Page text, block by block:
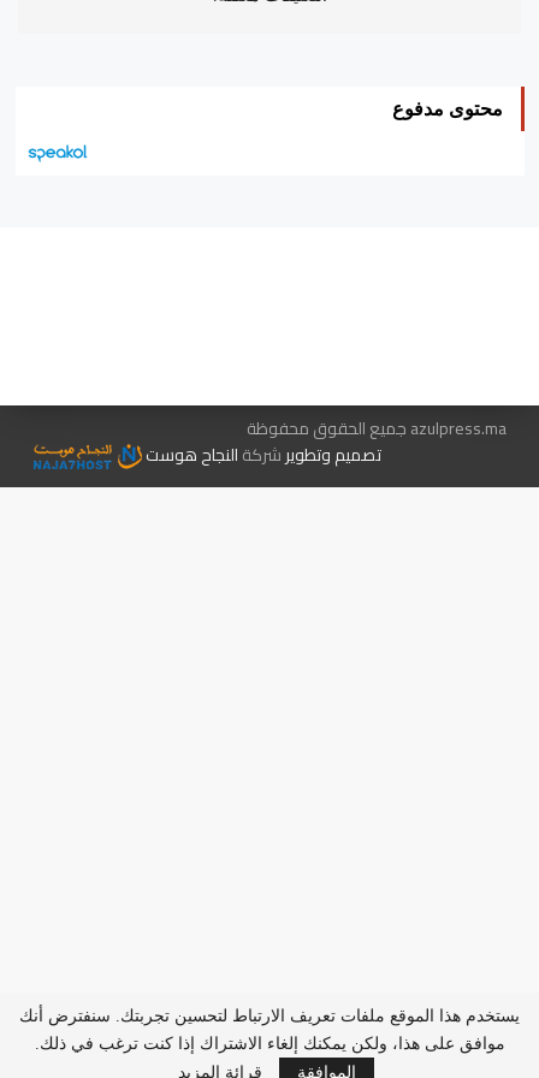
محتوى مدفوع
azulpress.ma جميع الحقوق محفوظة
تصميم وتطويرشركةالنجاح هوست
يستخدم هذا الموقع ملفات تعريف الارتباط لتحسين تجربتك. سنفترض أنك
موافق على هذا، ولكن يمكنك إلغاء الاشتراك إذا كنت ترغب في ذلك.
الموافقة
قرائة المزيد